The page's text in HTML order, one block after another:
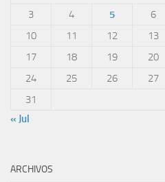
3
4 5 6
10
11 12 13
17
18 19 20
24
25 26 27
31
« Jul
ARCHIVOS